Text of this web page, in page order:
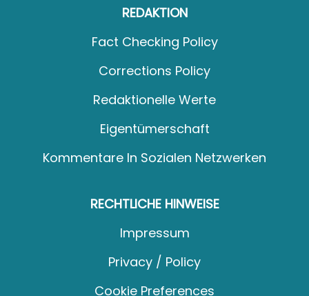
REDAKTION
Fact Checking Policy
Corrections Policy
Redaktionelle Werte
Eigentümerschaft
Kommentare In Sozialen Netzwerken
RECHTLICHE HINWEISE
Impressum
Privacy / Policy
Cookie Preferences